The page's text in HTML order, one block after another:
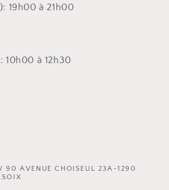
19h00 à 21h00
10h00 à 12h30
90 AVENUE CHOISEUL 23A-1290